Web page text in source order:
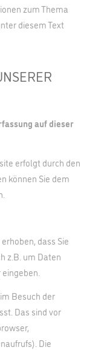
zum Thema
diesem Text
auf dieser
erfolgt durch den
können Sie dem
dass Sie
z.B. um Daten
Besuch der
Das sind vor
Die